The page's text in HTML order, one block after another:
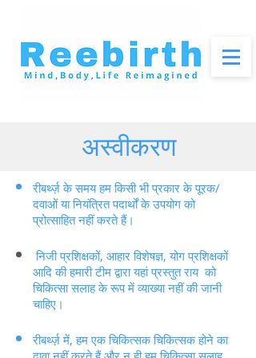
अस्वीकरण
रीबर्थ्ज़ के समय हम किसी भी प्रकार के पूरक/
दवाओं या नियंत्रित पदार्थों के उपयोग को
प्रोत्साहित नहीं करते हैं।
निजी प्रशिक्षकों, आहार विशेषज्ञ, योग प्रशिक्षकों
आदि की हमारी टीम द्वारा यहां प्रस्तुत राय को
चिकित्सा सलाह के रूप में व्याख्या नहीं की जानी
चाहिए।
रीबर्थ्ज़ में, हम एक चिकित्सक चिकित्सक होने का